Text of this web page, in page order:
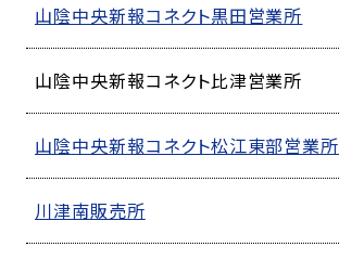
山陰中央新報コネクト黒田営業所
山陰中央新報コネクト比津営業所
山陰中央新報コネクト松江東部営業所
川津南販売所